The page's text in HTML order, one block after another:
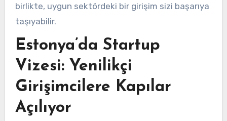
birlikte, uygun sektördeki bir girişim sizi başarıya
taşıyabilir.
Estonya’da Startup
Vizesi: Yenilikçi
Girişimcilere Kapılar
Açılıyor